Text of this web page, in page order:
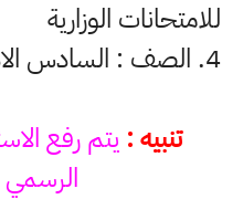
للامتحانات الوزارية
4. الصف : السادس الادبي
تنبيه : يتم رفع
الرسمي